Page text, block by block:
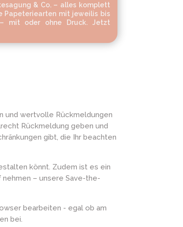
& Co. – alles komplett
Papeteriearten mit jeweilis bis
mit oder ohne Druck. Jetzt
und wertvolle Rückmeldungen
Rückmeldung geben und
gibt, die Ihr beachten
könnt. Zudem ist es ein
– unsere Save-the-
bearbeiten - egal ob am
bei.